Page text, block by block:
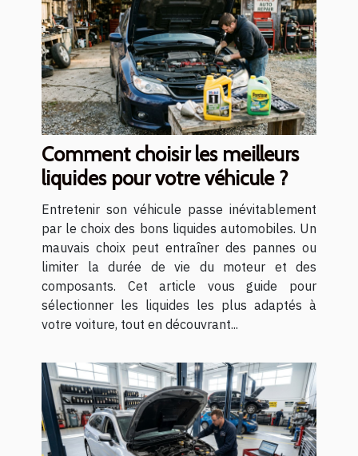
Comment choisir les meilleurs
liquides pour votre véhicule ?
Entretenir son véhicule passe inévitablement
par le choix des bons liquides automobiles. Un
mauvais choix peut entraîner des pannes ou
limiter la durée de vie du moteur et des
composants. Cet article vous guide pour
sélectionner les liquides les plus adaptés à
votre voiture, tout en découvrant...